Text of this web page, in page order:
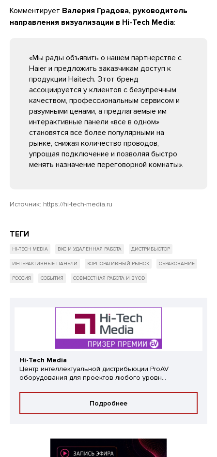
Комментирует Валерия Градова, руководитель
направления визуализации в Hi-Tech Media:
«Мы рады объявить о нашем партнерстве с
Haier и предложить заказчикам доступ к
продукции Haitech. Этот бренд
ассоциируется у клиентов с безупречным
качеством, профессиональным сервисом и
разумными ценами, а предлагаемые им
интерактивные панели «все в одном»
становятся все более популярными на
рынке, снижая количество проводов,
упрощая подключение и позволяя быстро
менять назначение переговорной комнаты».
Источник: https://hi-tech-media.ru
ТЕГИ
HI-TECH MEDIA ВКС И УДАЛЕННАЯ РАБОТА ДИСТРИБЬЮТОР
ИНТЕРАКТИВНЫЕ ПАНЕЛИ КОРПОРАТИВНЫЙ РЫНОК ОБРАЗОВАНИЕ
РОССИЯ СОБЫТИЯ СОВМЕСТНАЯ РАБОТА И BYOD
Hi-Tech Media
Центр интеллектуальной дистрибьюции ProAV
оборудования для проектов любого уровн...
Подробнее